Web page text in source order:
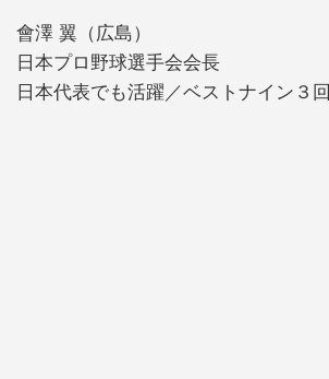
會澤 翼（広島）
日本プロ野球選手会会長
日本代表でも活躍／ベストナイン３回